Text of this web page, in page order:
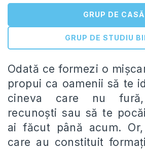
GRUP DE CASĂ
GRUP DE STUDIU
Odată ce formezi o
propui ca oamenii să te
cineva care nu
recunoști sau să te
ai făcut până acum.
care au constituit